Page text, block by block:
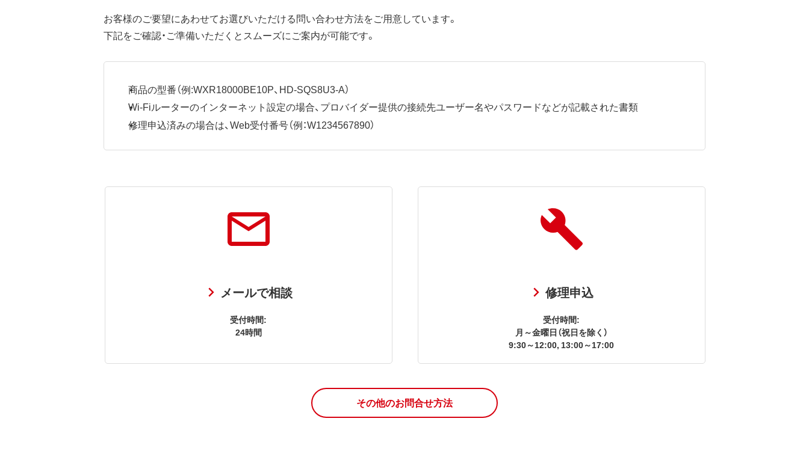
お客様のご要望にあわせてお選びいただける問い合わせ方法をご用意しています。
下記をご確認・ご準備いただくとスムーズにご案内が可能です。
商品の型番（例:WXR18000BE10P、HD-SQS8U3-A）
Wi-Fiルーターのインターネット設定の場合、プロバイダー提供の接続先ユーザー名やパスワードなどが記載された書類
修理申込済みの場合は、Web受付番号（例：W1234567890）
メールで相談
受付時間:
24時間
修理申込
受付時間:
月～金曜日（祝日を除く）
9:30～12:00, 13:00～17:00
その他のお問合せ方法